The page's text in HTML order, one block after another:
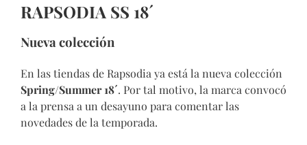
RAPSODIA SS 18´
Nueva colección
En las tiendas de Rapsodia ya está la nueva colección
Spring/Summer 18´. Por tal motivo, la marca convocó
a la prensa a un desayuno para comentar las
novedades de la temporada.